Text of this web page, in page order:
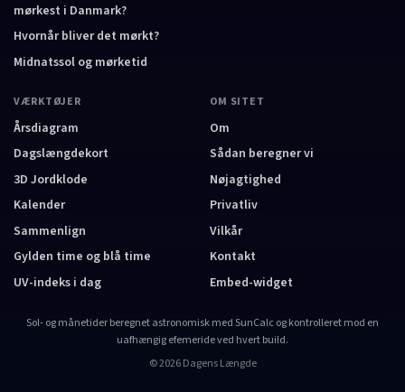
mørkest i Danmark?
Hvornår bliver det mørkt?
Midnatssol og mørketid
VÆRKTØJER
Årsdiagram
Dagslængdekort
3D Jordklode
Kalender
Sammenlign
Gylden time og blå time
UV-indeks i dag
OM SITET
Om
Sådan beregner vi
Nøjagtighed
Privatliv
Vilkår
Kontakt
Embed-widget
Sol- og månetider beregnet astronomisk med SunCalc og kontrolleret mod en
uafhængig efemeride ved hvert build.
©2026 Dagens Længde